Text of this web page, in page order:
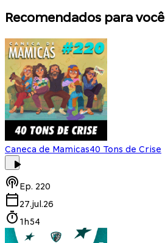
Recomendados para você
Caneca de Mamicas40 Tons de Crise
Ep. 220
27.jul.26
1h54